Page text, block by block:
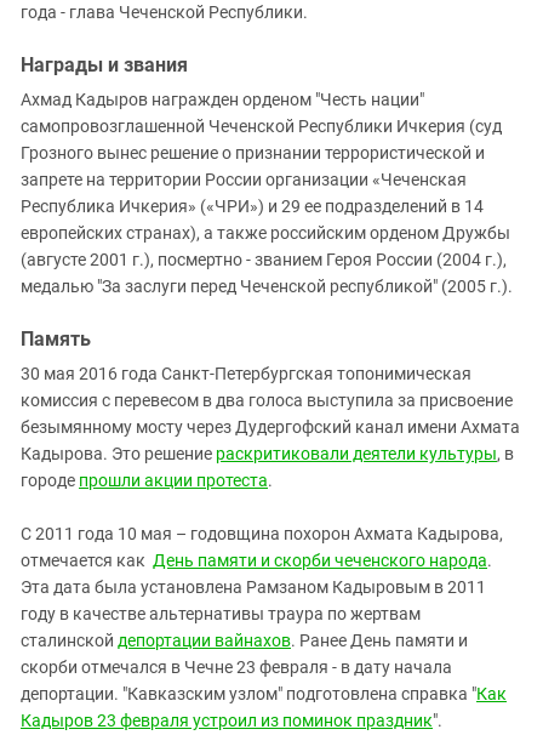
года - глава Чеченской Республики.
Награды и звания
Ахмад Кадыров награжден орденом "Честь нации"
самопровозглашенной Чеченской Республики Ичкерия (суд
Грозного вынес решение о признании террористической и
запрете на территории России организации «Чеченская
Республика Ичкерия» («ЧРИ») и 29 ее подразделений в 14
европейских странах), а также российским орденом Дружбы
(августе 2001 г.), посмертно - званием Героя России (2004 г.),
медалью "За заслуги перед Чеченской республикой" (2005 г.).
Память
30 мая 2016 года Санкт-Петербургская топонимическая
комиссия с перевесом в два голоса выступила за присвоение
безымянному мосту через Дудергофский канал имени Ахмата
Кадырова. Это решение раскритиковали деятели культуры, в
городе прошли акции протеста.
С 2011 года 10 мая – годовщина похорон Ахмата Кадырова,
отмечается как День памяти и скорби чеченского народа.
Эта дата была установлена Рамзаном Кадыровым в 2011
году в качестве альтернативы траура по жертвам
сталинской депортации вайнахов. Ранее День памяти и
скорби отмечался в Чечне 23 февраля - в дату начала
депортации. "Кавказским узлом" подготовлена справка "Как
Кадыров 23 февраля устроил из поминок праздник".